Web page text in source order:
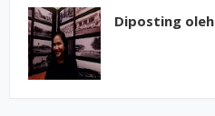
Diposting oleh